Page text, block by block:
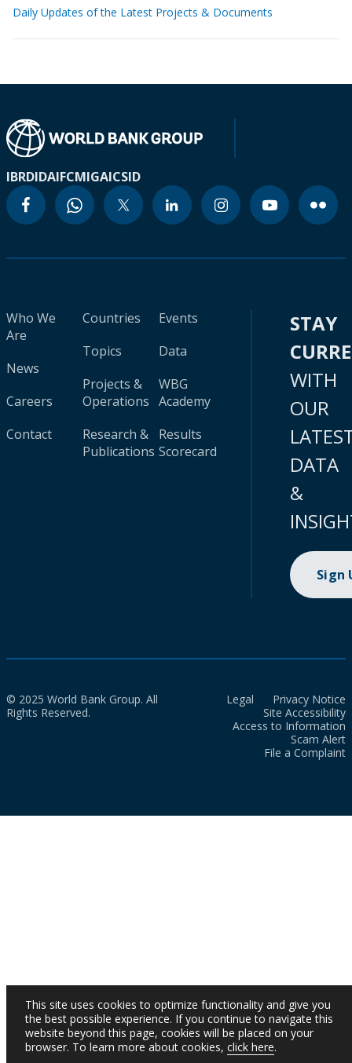
Daily Updates of the Latest Projects & Documents
IBRDIDAIFCMIGAICSID
Who We
Are
News
Careers
Contact
Countries
Topics
Projects &
Operations
Research &
Publications
Events
Data
WBG
Academy
Results
Scorecard
STAY
WITH
OUR
DATA
&
Sign
© 2025 World Bank Group. All
Rights Reserved.
Legal
Privacy Notice
Site Accessibility
Access to Information
Scam Alert
File a Complaint
This site uses cookies to optimize functionality and give you
the best possible experience. If you continue to navigate this
website beyond this page, cookies will be placed on your
browser. To learn more about cookies, click here.